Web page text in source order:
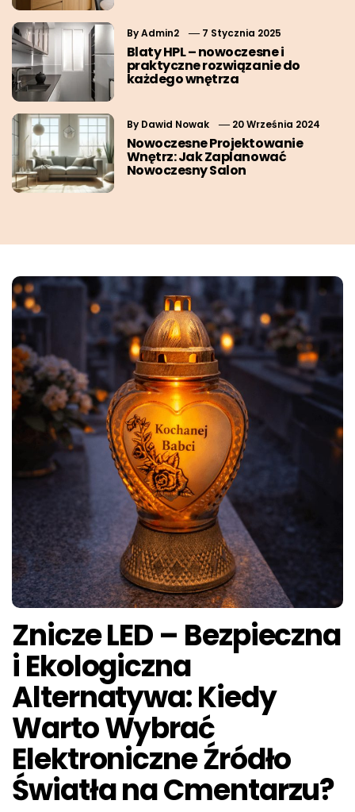
ByAdmin2 7 Stycznia 2025
Blaty HPL – nowoczesne i
praktyczne rozwiązanie do
każdego wnętrza
By Dawid Nowak 20 Września 2024
Nowoczesne Projektowanie
Wnętrz: Jak Zaplanować
Nowoczesny Salon
Znicze LED – Bezpieczna
i Ekologiczna
Alternatywa: Kiedy
Warto Wybrać
Elektroniczne Źródło
Światła na Cmentarzu?